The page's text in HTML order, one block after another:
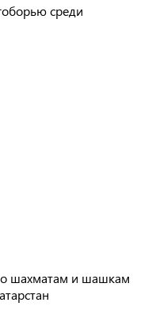
среди
шахматам и шашкам